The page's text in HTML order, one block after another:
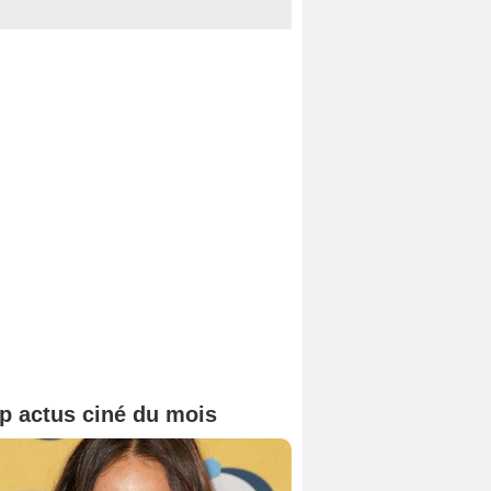
actus ciné du mois